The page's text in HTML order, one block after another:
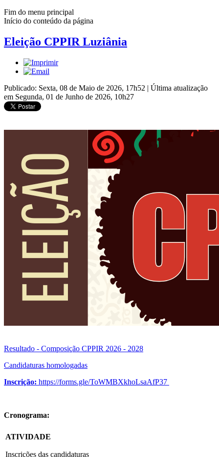
Fim do menu principal
Início do conteúdo da página
Eleição CPPIR Luziânia
Publicado: Sexta, 08 de Maio de 2026, 17h52 | Última atualização
em Segunda, 01 de Junho de 2026, 10h27
Resultado - Composição CPPIR 2026 - 2028
Candidaturas homologadas
Inscrição: https://forms.gle/ToWMBXkhoLsaAfP37
Cronograma:
ATIVIDADE
Inscrições das candidaturas